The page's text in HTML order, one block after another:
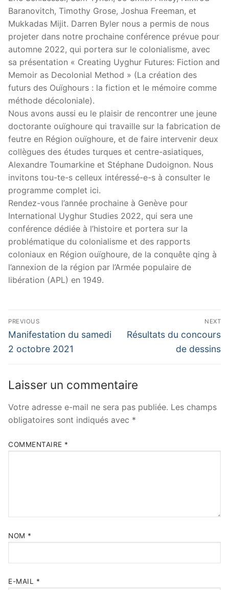
Baranovitch, Timothy Grose, Joshua Freeman, et
Mukkadas Mijit. Darren Byler nous a permis de nous
projeter dans notre prochaine conférence prévue pour
automne 2022, qui portera sur le colonialisme, avec
sa présentation « Creating Uyghur Futures: Fiction and
Memoir as Decolonial Method » (La création des
futurs des Ouïghours : la fiction et le mémoire comme
méthode décoloniale).
Nous avons aussi eu le plaisir de rencontrer une jeune
doctorante ouïghoure qui travaille sur la fabrication de
feutre en Région ouïghoure, et de faire intervenir deux
collègues des études turques et centre-asiatiques,
Alexandre Toumarkine et Stéphane Dudoignon. Nous
invitons tou-te-s celleux intéressé-e-s à consulter le
programme complet ici.
Rendez-vous l’année prochaine à Genève pour
International Uyghur Studies 2022, qui sera une
conférence dédiée à l’histoire et portera sur la
problématique du colonialisme et des rapports
coloniaux en Région ouïghoure, de la conquête qing à
l’annexion de la région par l’Armée populaire de
libération (APL) en 1949.
Navigation
de
l’article
PREVIOUS
Previous
post:
Manifestation du samedi
2 octobre 2021
NEXT
Next
Résultats du concours
de dessins
Laisser un commentaire
Votre adresse e-mail ne sera pas publiée. Les champs
obligatoires sont indiqués avec *
COMMENTAIRE *
NOM *
E-MAIL *